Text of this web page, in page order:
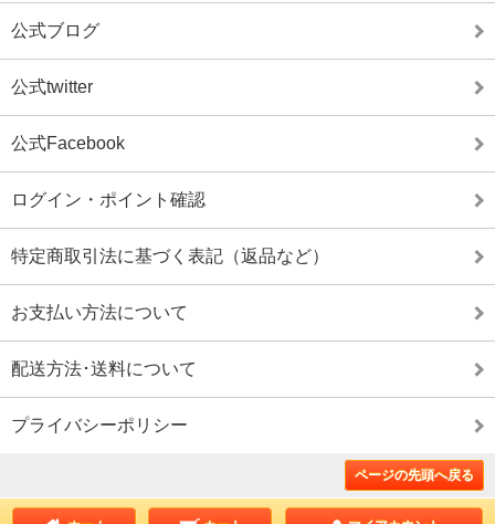
公式ブログ
公式twitter
公式Facebook
ログイン・ポイント確認
特定商取引法に基づく表記（返品など）
お支払い方法について
配送方法･送料について
プライバシーポリシー
ページの先頭へ戻る